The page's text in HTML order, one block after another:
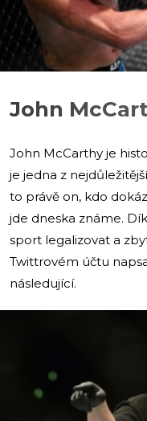
John
John McCarthy je
je jedna z
to právě on, kdo
jde dneska známe.
sport legalizovat a
Twittrovém účtu
následující.